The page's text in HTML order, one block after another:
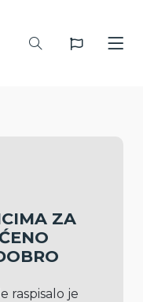
ZA
raspisalo je